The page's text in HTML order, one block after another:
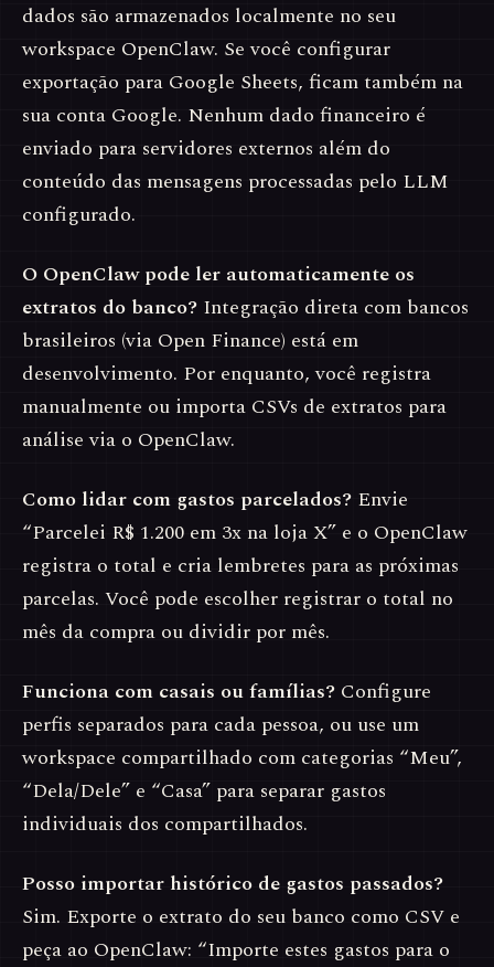
dados são armazenados localmente no seu
workspace OpenClaw. Se você configurar
exportação para Google Sheets, ficam também na
sua conta Google. Nenhum dado financeiro é
enviado para servidores externos além do
conteúdo das mensagens processadas pelo LLM
configurado.
O OpenClaw pode ler automaticamente os
extratos do banco? Integração direta com bancos
brasileiros (via Open Finance) está em
desenvolvimento. Por enquanto, você registra
manualmente ou importa CSVs de extratos para
análise via o OpenClaw.
Como lidar com gastos parcelados? Envie
“Parcelei R$ 1.200 em 3x na loja X” e o OpenClaw
registra o total e cria lembretes para as próximas
parcelas. Você pode escolher registrar o total no
mês da compra ou dividir por mês.
Funciona com casais ou famílias? Configure
perfis separados para cada pessoa, ou use um
workspace compartilhado com categorias “Meu”,
“Dela/Dele” e “Casa” para separar gastos
individuais dos compartilhados.
Posso importar histórico de gastos passados?
Sim. Exporte o extrato do seu banco como CSV e
peça ao OpenClaw: “Importe estes gastos para o